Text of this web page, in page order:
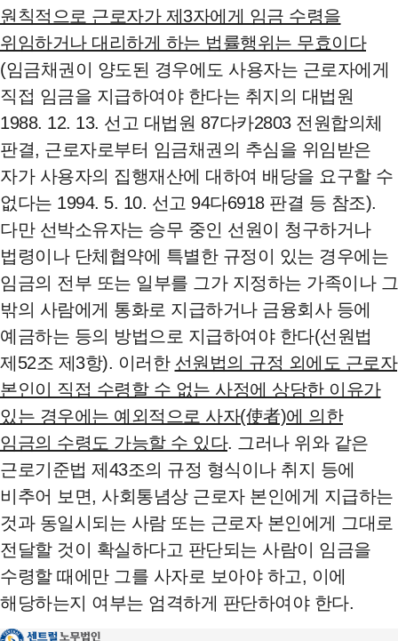
원칙적으로 근로자가 제3자에게 임금 수령을
위임하거나 대리하게 하는 법률행위는 무효이다
(임금채권이 양도된 경우에도 사용자는 근로자에게
직접 임금을 지급하여야 한다는 취지의 대법원
1988. 12. 13. 선고 대법원 87다카2803 전원합의체
판결, 근로자로부터 임금채권의 추심을 위임받은
자가 사용자의 집행재산에 대하여 배당을 요구할 수
없다는 1994. 5. 10. 선고 94다6918 판결 등 참조).
다만 선박소유자는 승무 중인 선원이 청구하거나
법령이나 단체협약에 특별한 규정이 있는 경우에는
임금의 전부 또는 일부를 그가 지정하는 가족이나 그
밖의 사람에게 통화로 지급하거나 금융회사 등에
예금하는 등의 방법으로 지급하여야 한다(선원법
제52조 제3항). 이러한 선원법의 규정 외에도 근로자
본인이 직접 수령할 수 없는 사정에 상당한 이유가
있는 경우에는 예외적으로 사자(使者)에 의한
임금의 수령도 가능할 수 있다. 그러나 위와 같은
근로기준법 제43조의 규정 형식이나 취지 등에
비추어 보면, 사회통념상 근로자 본인에게 지급하는
것과 동일시되는 사람 또는 근로자 본인에게 그대로
전달할 것이 확실하다고 판단되는 사람이 임금을
수령할 때에만 그를 사자로 보아야 하고, 이에
해당하는지 여부는 엄격하게 판단하여야 한다.